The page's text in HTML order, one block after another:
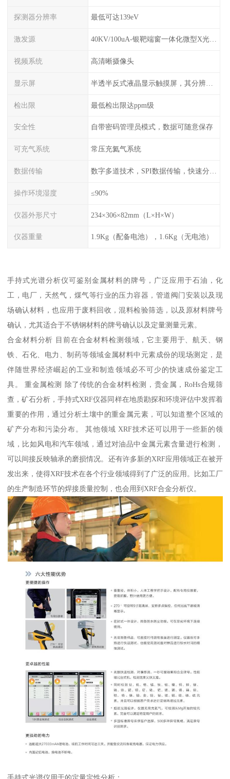
探测器分辨率 最低可达139eV
激发源 40KV/100uA-银靶端窗一体化微型X光管及高压电源
视频系统 高清晰摄像头
显示屏 半透半反式液晶显示触摸屏，其分辨率是640*480
检出限 最低检出限达ppm级
安全性 自带密码管理员模式，数据可随意保存
可充气系统 常压充氦气系统
数据传输
操作环境湿度 ≤90%
仪器外形尺寸 234×306×82mm（L×H×W）
仪器重量 1.9Kg（配备电池），1.6Kg（无电池）
手持式光谱分析仪可鉴别金属材料的牌号，广泛应用于石油，化
工，电厂，天然气，煤气等行业的压力容器，管道阀门安装以及现
场确认材料，也应用于废料回收，混料检验筛选，以及原材料牌号
确认，尤其适合于不锈钢材料的牌号确认以及定量测量元素。
合金材料分析 目前在合金材料检测领域，它主要用于、航天、钢
铁、石化、电力、制药等领域金属材料中元素成份的现场测定，是
伴随世界经济崛起的工业和制造领域必不可少的快速成份鉴定工
具。 重金属检测 除了传统的合金材料检测，贵金属，RoHs合规筛
查，矿石分析，手持式XRF仪器同样在地质勘探和环境评估中发挥着
重要的作用，通过分析土壤中的重金属元素，可以知道整个区域的
矿产分布和污染分布。 其他领域 XRF技术还可以用于一些新的领
域，比如风电和汽车领域，通过对油品中金属元素含量进行检测，
可以间接反映轴承的磨损情况。还有许多新的XRF应用领域正在被开
发出来，使得XRF技术在各个行业领域得到了广泛的应用。比如工厂
的生产制造环节的焊接质量控制，也会用到XRF合金分析仪。